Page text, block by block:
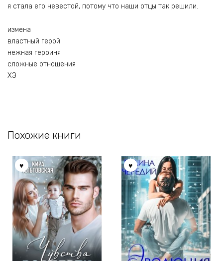
я стала его невестой, потому что наши отцы так решили.
измена
властный герой
нежная героиня
сложные отношения
ХЭ
Похожие книги